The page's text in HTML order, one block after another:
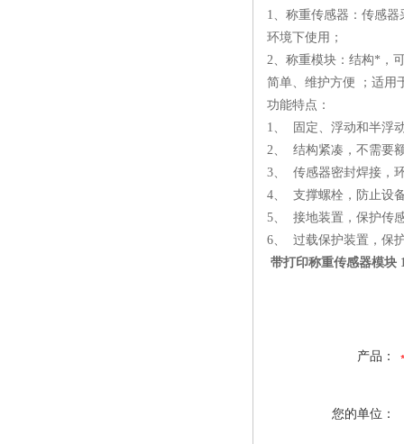
1、称重传感器：传感
环境下使用；
2、称重模块：结构*，
简单、维护方便 ；适用
功能特点：
1、 固定、浮动和半浮
2、 结构紧凑，不需要
3、 传感器密封焊接，
4、 支撑螺栓，防止设
5、 接地装置，保护传
6、 过载保护装置，保
带打印称重传感器模块
产品：
您的单位：